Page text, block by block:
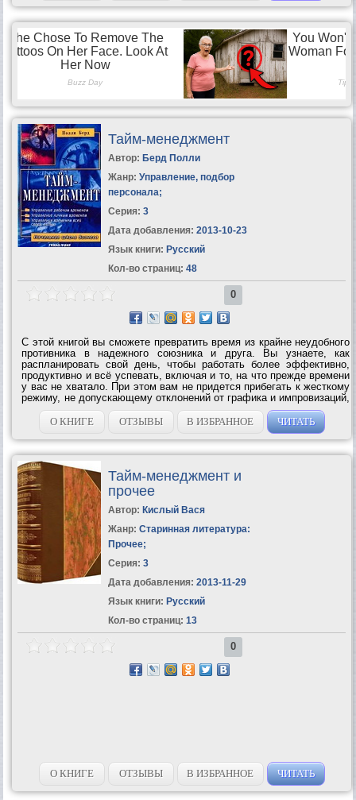
Тайм-менеджмент
Автор: Берд Полли
Жанр: Управление, подбор
персонала;
Серия: 3
Дата добавления: 2013-10-23
Язык книги: Русский
Кол-во страниц: 48
0
С этой книгой вы сможете превратить время из крайне неудобного
противника в надежного союзника и друга. Вы узнаете, как
распланировать свой день, чтобы работать более эффективно,
продуктивно и всё успевать, включая и то, на что прежде времени
у вас не хватало. При этом вам не придется прибегать к жесткому
режиму, не допускающему отклонений от графика и импровизаций,
вы всего лишь научитесь успешно справляться с тем в вашей
жизни, что...
О КНИГЕ ОТЗЫВЫ В ИЗБРАННОЕ ЧИТАТЬ
Тайм-менеджмент и
прочее
Автор: Кислый Вася
Жанр: Старинная литература:
Прочее;
Серия: 3
Дата добавления: 2013-11-29
Язык книги: Русский
Кол-во страниц: 13
0
О КНИГЕ ОТЗЫВЫ В ИЗБРАННОЕ ЧИТАТЬ